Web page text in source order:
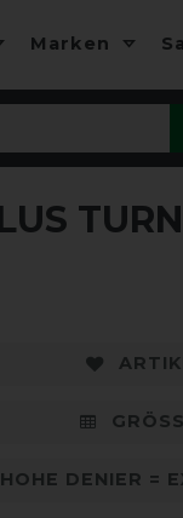
Marken
HOHE DENIER =